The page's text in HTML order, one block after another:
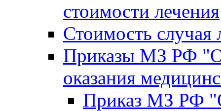
стоимости лечения
Стоимость случая
Приказы МЗ РФ
оказания
Приказ МЗ РФ